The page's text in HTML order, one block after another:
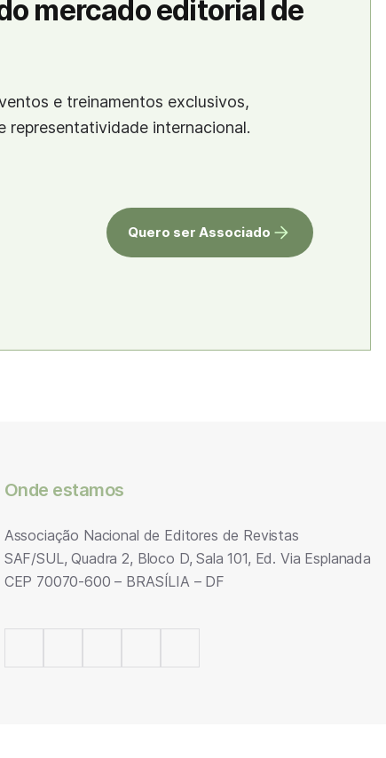
mercado editorial de
e treinamentos exclusivos,
representatividade internacional.
Quero ser Associado
Onde estamos
Associação Nacional de Editores de Revistas
SAF/SUL, Quadra 2, Bloco D, Sala 101, Ed. Via Esplanada
CEP 70070-600 – BRASÍLIA – DF